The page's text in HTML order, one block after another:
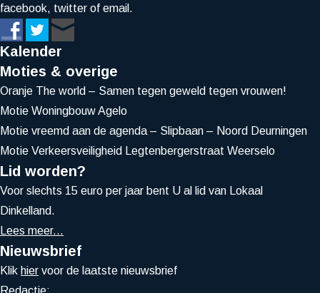
facebook, twitter of email.
Kalender
Moties & overige
Oranje The world – Samen tegen geweld tegen vrouwen!
Motie Woningbouw Agelo
Motie vreemd aan de agenda – Slipbaan – Noord Deurningen
Motie Verkeersveiligheid Legtenbergerstraat Weerselo
Lid worden?
Voor slechts 15 euro per jaar bent U al lid van Lokaal
Dinkelland.
Lees meer...
Nieuwsbrief
Klik hier voor de laatste nieuwsbrief
Redactie: